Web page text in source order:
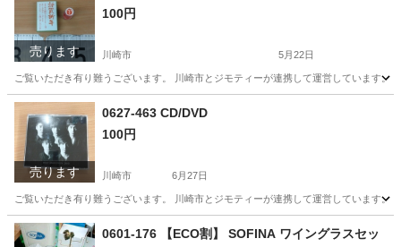
売ります
100円
川崎市 5月22日
ご覧いただき有り難うございます。 川崎市とジモティーが連携して運営していま
神奈川 川崎市
売ります
0627-463 CD/DVD
100円
川崎市 6月27日
ご覧いただき有り難うございます。 川崎市とジモティーが連携して運営していま
神奈川 川崎市 リユース
0601-176 【ECO割】 SOFINA ワイングラスセッ